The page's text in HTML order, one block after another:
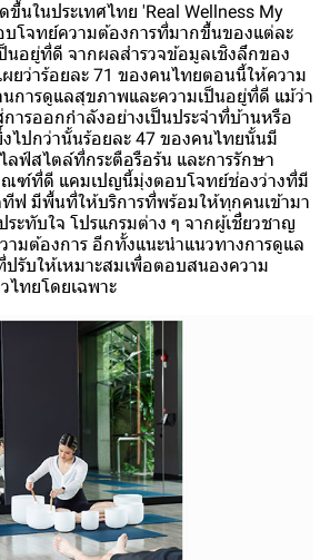
นในประเทศไทย 'Real Wellness My
โจทย์ความต้องการที่มากขึ้นของแต่ละ
นอยู่ที่ดี จากผลสำรวจข้อมูลเชิงลึกของ
ผยว่าร้อยละ 71 ของคนไทยตอนนี้ให้ความ
การดูแลสุขภาพและความเป็นอยู่ที่ดี แม้ว่า
ารออกกำลังอย่างเป็นประจำที่บ้านหรือ
ไปกว่านั้นร้อยละ 47 ของคนไทยนั้นมี
ลฟ์สไตล์ที่กระตือรือร้น และการรักษา
ณฑ์ที่ดี แคมเปญนี้มุ่งตอบโจทย์ช่องว่างที่มี
ทีฟ มีพื้นที่ให้บริการที่พร้อมให้ทุกคนเข้ามา
ะทับใจ โปรแกรมต่าง ๆ จากผู้เชี่ยวชาญ
ามต้องการ อีกทั้งแนะนำแนวทางการดูแล
รับให้เหมาะสมเพื่อตอบสนองความ
ไทยโดยเฉพาะ